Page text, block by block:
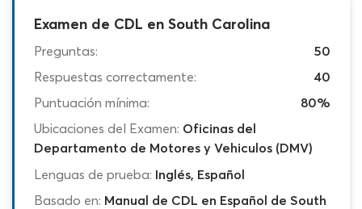
Examen de CDL en South Carolina
Preguntas:
50
Respuestas correctamente:
40
Puntuación mínima:
80%
Ubicaciones del Examen: Oficinas del
Departamento de Motores y Vehiculos (DMV)
Lenguas de prueba: Inglés, Español
Basado en: Manual de CDL en Español de South